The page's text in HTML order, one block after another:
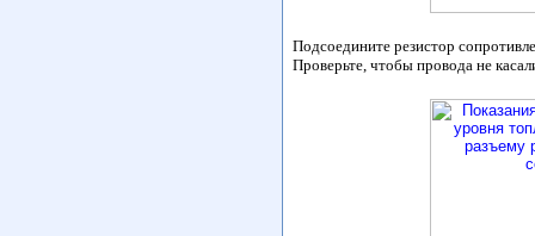
Подсоедините резистор
Проверьте, чтобы провода не